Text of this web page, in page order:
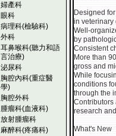
婦產科
眼科
病理科(檢驗科)
外科
耳鼻喉科(聽力和語
言治療)
泌尿科
胸腔內科(重症醫
學)
胸腔外科
腫瘤科(血液科)
放射腫瘤科
麻醉科(疼痛科)
Designed
in veterinary
Well-
by
Consistent
More than
gross and
While
conditions
through the
Contributors
research
What's New